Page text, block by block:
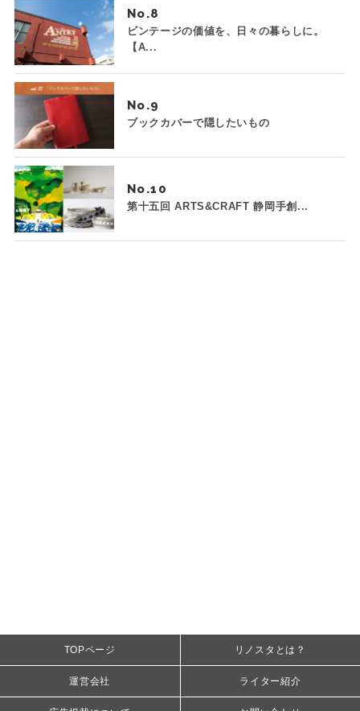
No.
ビンテージの価値を、日々の暮らしに。
【A...
No.
ブックカバーで隠したいもの
No.
第十五回 ARTS&CRAFT 静岡手創...
TOPページ リノスタとは？
運営会社 ライター紹介